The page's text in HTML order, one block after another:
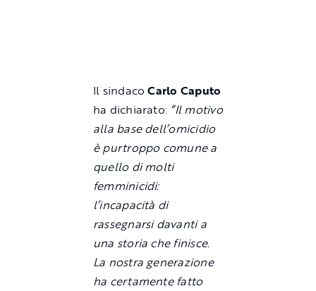
Il sindacoCarlo Caputo
ha dichiarato: “Il motivo
alla base dell’omicidio
è purtroppo comune a
quello di molti
femminicidi:
l’incapacità di
rassegnarsi davanti a
una storia che finisce.
La nostra generazione
ha certamente fatto